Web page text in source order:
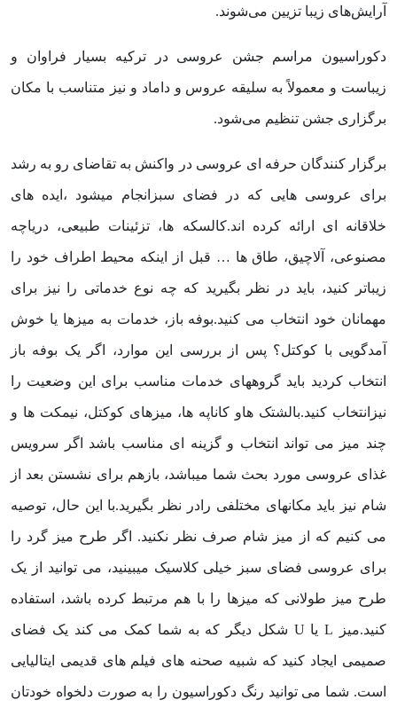
آرایش‌های زیبا تزیین می‌شوند.
دکوراسیون مراسم جشن عروسی در ترکیه بسیار فراوان و
زیباست و معمولاً به سلیقه عروس و داماد و نیز متناسب با مکان
برگزاری جشن تنظیم می‌شود.
برگزار کنندگان حرفه ای عروسی در واکنش به تقاضای رو به رشد
برای عروسی هایی که در فضای سبزانجام میشود ،ایده های
خلاقانه ای ارائه کرده اند.کالسکه ها، تزئینات طبیعی، دریاچه
مصنوعی، آلاچیق، طاق ها … قبل از اینکه محیط اطراف خود را
زیباتر کنید، باید در نظر بگیرید که چه نوع خدماتی را نیز برای
مهمانان خود انتخاب می کنید.بوفه باز، خدمات به میزها یا خوش
آمدگویی با کوکتل؟ پس از بررسی این موارد، اگر یک بوفه باز
انتخاب کردید باید گروههای خدمات مناسب برای این وضعیت را
نیزانتخاب کنید.بالشتک هاو کاناپه ها، میزهای کوکتل، نیمکت ها و
چند میز می تواند انتخاب و گزینه ای مناسب باشد اگر سرویس
غذای عروسی مورد بحث شما میباشد، بازهم برای نشستن بعد از
شام نیز باید مکانهای مختلفی رادر نظر بگیرید.با این حال، توصیه
می کنیم که از میز شام صرف نظر نکنید. اگر طرح میز گرد را
برای عروسی فضای سبز خیلی کلاسیک میبینید، می توانید از یک
طرح میز طولانی که میزها را با هم مرتبط کرده باشد، استفاده
کنید.میز L یا U شکل دیگر که به شما کمک می کند یک فضای
صمیمی ایجاد کنید که شبیه صحنه های فیلم های قدیمی ایتالیایی
است. شما می توانید رنگ دکوراسیون را به صورت دلخواه خودتان